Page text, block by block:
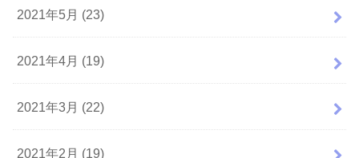
2021年5月 (23)
2021年4月 (19)
2021年3月 (22)
2021年2月 (19)